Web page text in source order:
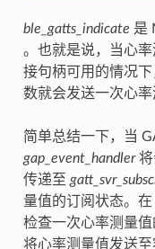
ble_gatts_indicate 是
。也就是说，当心
接句柄可用的情况下
数就会发送一次心率
简单总结一下，当
gap_event_handler将
传递至
量值的订阅状态。在
检查一次心率测量
将心率测量值发送至